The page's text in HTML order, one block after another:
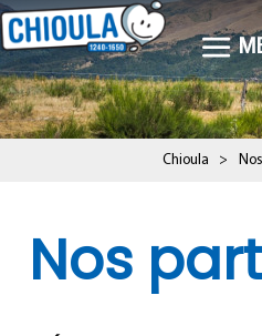
Chioula >
Nos